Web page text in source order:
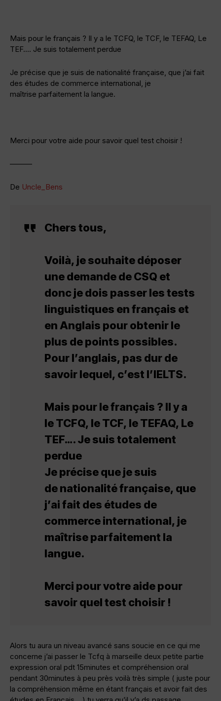
Mais pour le français ? Il y a le TCFQ, le TCF, le TEFAQ, Le
TEF…. Je suis totalement perdue
Je précise que je suis de nationalité française, que j’ai fait
des études de commerce international, je
maîtrise parfaitement la langue.
Merci pour votre aide pour savoir quel test choisir !
———
De Uncle_Bens
Chers tous,
Voilà, je souhaite déposer
une demande de CSQ et
donc je dois passer les tests
linguistiques en français et
en Anglais pour obtenir le
plus de points possibles.
Pour l’anglais, pas dur de
savoir lequel, c’est l’IELTS.
Mais pour le français ? Il y a
le TCFQ, le TCF, le TEFAQ, Le
TEF…. Je suis totalement
perdue
Je précise que je suis
de nationalité française, que
j’ai fait des études de
commerce international, je
maîtrise parfaitement la
langue.
Merci pour votre aide pour
savoir quel test choisir !
Alors tu aura un niveau avancé sans soucie en ce qui me
concerne j’ai passer le Tcfq à marseille deux petite partie
expression oral pdt 15minutes et compréhension oral
pendant 30minutes à peu près voilà très simple ( juste pour
la compréhension même en étant français et avoir fait des